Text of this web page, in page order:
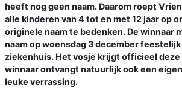
heeft nog geen naam. Daarom roept
alle kinderen van 4 tot en met 12 jaar op
originele naam te bedenken. De winnaar
naam op woensdag 3 december
ziekenhuis. Het vosje krijgt officieel deze
winnaar ontvangt natuurlijk ook een
leuke verrassing.